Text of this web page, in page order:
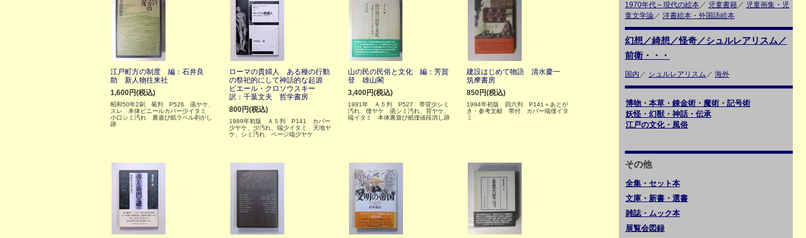
江戸町方の制度 編：石井良
助 新人物往来社
1,600円(税込)
昭和50年2刷 菊判 P526 函ヤケ、
スレ 本体ビニールカバー少イタミ
小口シミ汚れ 裏遊び紙ラベル剥がし
跡
ローマの貴婦人 ある種の行動
の祭祀的にして神話的な起源
ピエール・クロソウスキー
訳：千葉文夫 哲学書房
800円(税込)
1989年初版 Ａ５判 P141 カバー
少ヤケ、少汚れ、端少イタミ 天地ヤ
ケ、シミ汚れ ページ端少ヤケ
山の民の民俗と文化 編：芳賀
登 雄山閣
3,400円(税込)
1991年 Ａ５判 P527 帯背少シミ
汚れ、僅ヤケ 函シミ汚れ、背ヤケ、
端イタミ 本体裏遊び紙僅値段消し跡
建設はじめて物語 清水慶一
筑摩書房
850円(税込)
1994年初版 四六判 P141＋あとが
き・参考文献 帯付 カバー端僅イタ
ミ
1970年代～現代の絵本／ 児童書籍／ 児童画集・児
童文学論／ 洋書絵本・外国語絵本
幻想／綺想／怪奇／シュルレアリスム／
前衛・・・
国内 ／ シュルレアリスム ／ 海外
博物・本草・錬金術・魔術・記号術
妖怪・幻獣・神話・伝承
江戸の文化・風俗
その他
全集・セット本
文庫・新書・選書
雑誌・ムック本
展覧会図録